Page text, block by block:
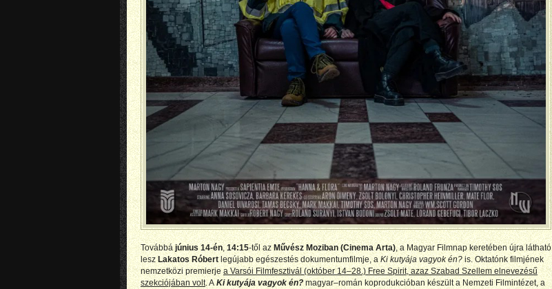
Továbbájúnius 14-én,14:15-től azMűvész Moziban (Cinema Arta), a Magyar Filmnap keretében újra látható
leszLakatos Róbertlegújabb egészestés dokumentumfilmje, aKi kutyája vagyok én?is. Oktatónk filmjének
nemzetközi premierjea Varsói Filmfesztivál (október 14–28.) Free Spirit, azaz Szabad Szellem elnevezésű
szekciójában volt. AKi kutyája vagyok én?magyar–román koprodukcióban készült a Nemzeti Filmintézet, a